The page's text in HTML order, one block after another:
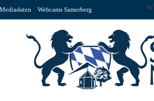
Mediadaten Webcams Samerberg